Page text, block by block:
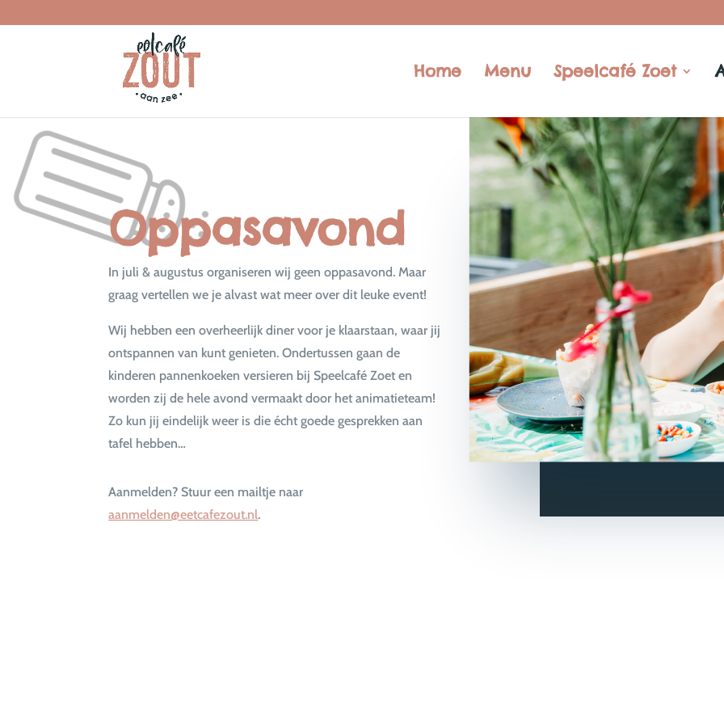
Home Menu Speelcafé Zoet
Oppasavond
In juli & augustus organiseren wij geen oppasavond. Maar
graag vertellen we je alvast wat meer over dit leuke event!
Wij hebben een overheerlijk diner voor je klaarstaan, waar jij
ontspannen van kunt genieten. Ondertussen gaan de
kinderen pannenkoeken versieren bij Speelcafé Zoet en
worden zij de hele avond vermaakt door het animatieteam!
Zo kun jij eindelijk weer is die écht goede gesprekken aan
tafel hebben…
Aanmelden? Stuur een mailtje naar
aanmelden@eetcafezout.nl.